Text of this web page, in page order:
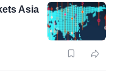
Asia